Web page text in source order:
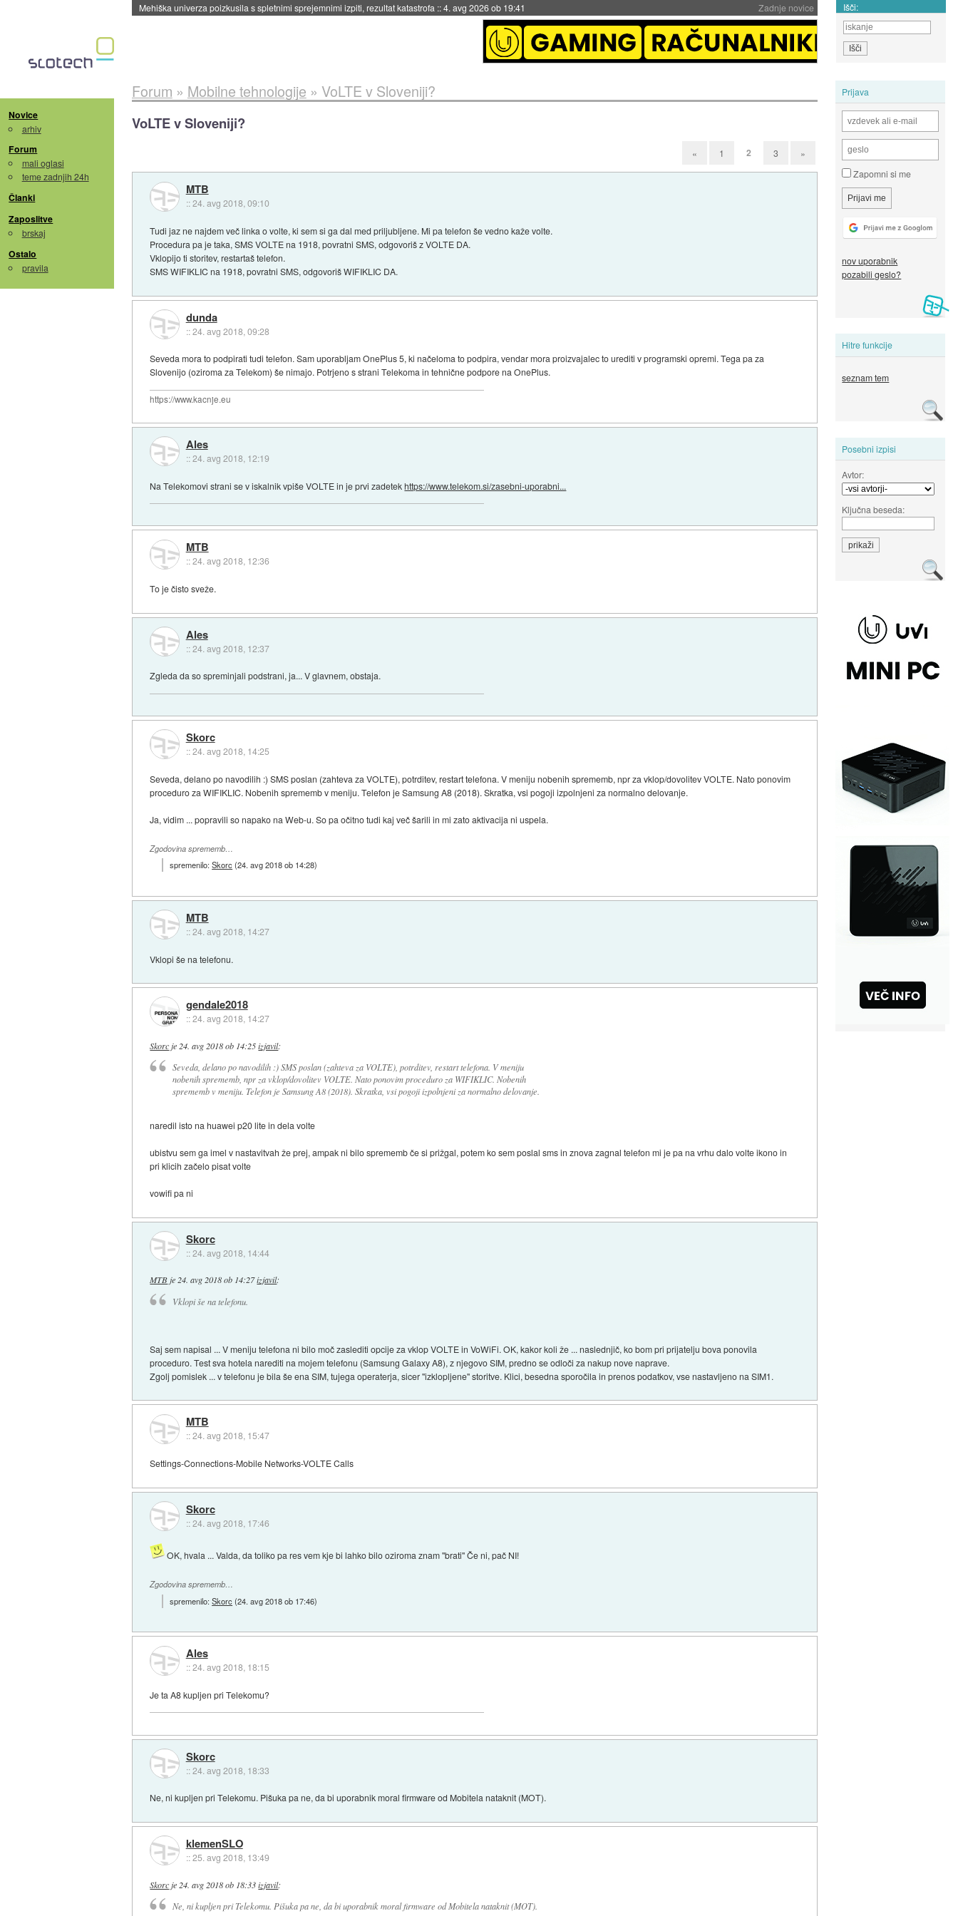
Zadnje novice
Evropska vesoljska agencija razvija svojo raketo za večkratno uporabo::4. avg 2026 ob 19:41 Išči:
Novice
arhiv
Forum
mali oglasi
teme zadnjih 24h
Članki
Zaposlitve
brskaj
Ostalo
pravila
Prijava
Zapomni si me
nov uporabnik
pozabili geslo?
Hitre funkcije
seznam tem
Posebni izpisi
Avtor:
Ključna beseda:
Forum » Mobilne tehnologije » VoLTE v Sloveniji?
VoLTE v Sloveniji?
« 1 2 3 »
MTB
::24. avg 2018, 09:10
Tudi jaz ne najdem več linka o volte, ki sem si ga dal med priljubljene. Mi pa telefon še vedno kaže volte.
Procedura pa je taka, SMS VOLTE na 1918, povratni SMS, odgovoriš z VOLTE DA.
Vklopijo ti storitev, restartaš telefon.
SMS WIFIKLIC na 1918, povratni SMS, odgovoriš WIFIKLIC DA.
dunda
::24. avg 2018, 09:28
Seveda mora to podpirati tudi telefon. Sam uporabljam OnePlus 5, ki načeloma to podpira, vendar mora proizvajalec to urediti v programski opremi. Tega pa za
Slovenijo (oziroma za Telekom) še nimajo. Potrjeno s strani Telekoma in tehnične podpore na OnePlus.
https://www.kacnje.eu
Ales
::24. avg 2018, 12:19
Na Telekomovi strani se v iskalnik vpiše VOLTE in je prvi zadetekhttps://www.telekom.si/zasebni-uporabni...
MTB
::24. avg 2018, 12:36
To je čisto sveže.
Ales
::24. avg 2018, 12:37
Zgleda da so spreminjali podstrani, ja... V glavnem, obstaja.
Skorc
::24. avg 2018, 14:25
Seveda, delano po navodilih :) SMS poslan (zahteva za VOLTE), potrditev, restart telefona. V meniju nobenih sprememb, npr za vklop/dovolitev VOLTE. Nato ponovim
proceduro za WIFIKLIC. Nobenih sprememb v meniju. Telefon je Samsung A8 (2018). Skratka, vsi pogoji izpolnjeni za normalno delovanje.
Ja, vidim ... popravili so napako na Web-u. So pa očitno tudi kaj več šarili in mi zato aktivacija ni uspela.
Zgodovina sprememb…
spremenilo:Skorc(24. avg 2018 ob 14:28)
MTB
::24. avg 2018, 14:27
Vklopi še na telefonu.
gendale2018
::24. avg 2018, 14:27
Skorc je 24. avg 2018 ob 14:25 izjavil:
Seveda, delano po navodilih :) SMS poslan (zahteva za VOLTE), potrditev, restart telefona. V meniju
nobenih sprememb, npr za vklop/dovolitev VOLTE. Nato ponovim proceduro za WIFIKLIC. Nobenih
sprememb v meniju. Telefon je Samsung A8 (2018). Skratka, vsi pogoji izpolnjeni za normalno delovanje.
naredil isto na huawei p20 lite in dela volte
ubistvu sem ga imel v nastavitvah že prej, ampak ni bilo sprememb če si prižgal, potem ko sem poslal sms in znova zagnal telefon mi je pa na vrhu dalo volte ikono in
pri klicih začelo pisat volte
vowifi pa ni
Skorc
::24. avg 2018, 14:44
MTBje24. avg 2018 ob 14:27izjavil:
Vklopi še na telefonu.
Saj sem napisal ... V meniju telefona ni bilo moč zaslediti opcije za vklop VOLTE in VoWiFi. OK, kakor koli že ... naslednjič, ko bom pri prijatelju bova ponovila
proceduro. Test sva hotela narediti na mojem telefonu (Samsung Galaxy A8), z njegovo SIM, predno se odloči za nakup nove naprave.
Zgolj pomislek ... v telefonu je bila še ena SIM, tujega operaterja, sicer "izklopljene" storitve. Klici, besedna sporočila in prenos podatkov, vse nastavljeno na SIM1.
MTB
::24. avg 2018, 15:47
Settings-Connections-Mobile Networks-VOLTE Calls
Skorc
::24. avg 2018, 17:46
OK, hvala ... Valda, da toliko pa res vem kje bi lahko bilo oziroma znam "brati" Če ni, pač NI!
Zgodovina sprememb…
spremenilo:Skorc (24. avg 2018 ob 17:46)
Ales
::24. avg 2018, 18:15
Je ta A8 kupljen pri Telekomu?
Skorc
::24. avg 2018, 18:33
Ne, ni kupljen pri Telekomu. Pišuka pa ne, da bi uporabnik moral firmware od Mobitela nataknit (MOT).
klemenSLO
::25. avg 2018, 13:49
Skorc je 24. avg 2018 ob 18:33 izjavil:
Ne, ni kupljen pri Telekomu. Pišuka pa ne, da bi uporabnik moral firmware od Mobitela nataknit (MOT).